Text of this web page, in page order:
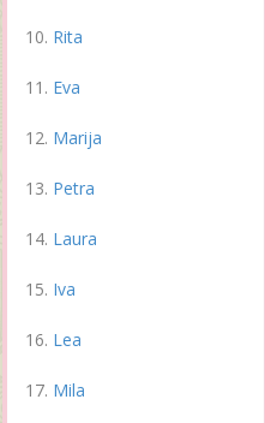
Rita
Eva
Marija
Petra
Laura
Iva
Lea
Mila